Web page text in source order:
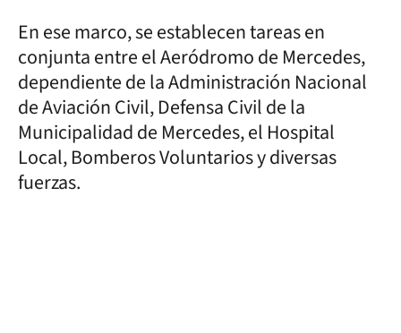
En ese marco, se establecen tareas en
conjunta entre el Aeródromo de Mercedes,
dependiente de la Administración Nacional
de Aviación Civil, Defensa Civil de la
Municipalidad de Mercedes, el Hospital
Local, Bomberos Voluntarios y diversas
fuerzas.